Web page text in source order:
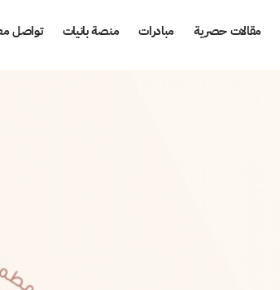
مقالات حصرية مبادرات منصة بانيات تواصل